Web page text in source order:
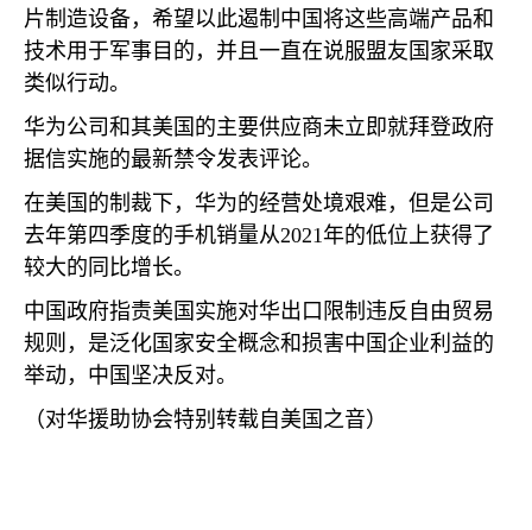
片制造设备，希望以此遏制中国将这些高端产品和
技术用于军事目的，并且一直在说服盟友国家采取
类似行动。
华为公司和其美国的主要供应商未立即就拜登政府
据信实施的最新禁令发表评论。
在美国的制裁下，华为的经营处境艰难，但是公司
去年第四季度的手机销量从2021年的低位上获得了
较大的同比增长。
中国政府指责美国实施对华出口限制违反自由贸易
规则，是泛化国家安全概念和损害中国企业利益的
举动，中国坚决反对。
（对华援助协会特别转载自美国之音）